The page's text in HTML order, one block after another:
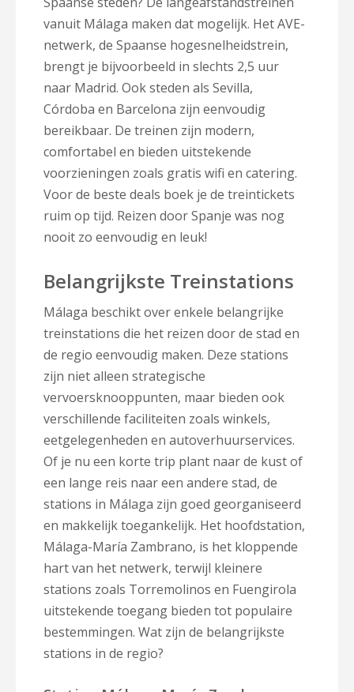
vanuit Málaga maken dat mogelijk. Het AVE-
netwerk, de Spaanse hogesnelheidstrein,
brengt je bijvoorbeeld in slechts 2,5 uur
naar Madrid. Ook steden als Sevilla,
Córdoba en Barcelona zijn eenvoudig
bereikbaar. De treinen zijn modern,
comfortabel en bieden uitstekende
voorzieningen zoals gratis wifi en catering.
Voor de beste deals boek je de treintickets
ruim op tijd. Reizen door Spanje was nog
nooit zo eenvoudig en leuk!
Belangrijkste Treinstations
Málaga beschikt over enkele belangrijke
treinstations die het reizen door de stad en
de regio eenvoudig maken. Deze stations
zijn niet alleen strategische
vervoersknooppunten, maar bieden ook
verschillende faciliteiten zoals winkels,
eetgelegenheden en autoverhuurservices.
Of je nu een korte trip plant naar de kust of
een lange reis naar een andere stad, de
stations in Málaga zijn goed georganiseerd
en makkelijk toegankelijk. Het hoofdstation,
Málaga-María Zambrano, is het kloppende
hart van het netwerk, terwijl kleinere
stations zoals Torremolinos en Fuengirola
uitstekende toegang bieden tot populaire
bestemmingen. Wat zijn de belangrijkste
stations in de regio?